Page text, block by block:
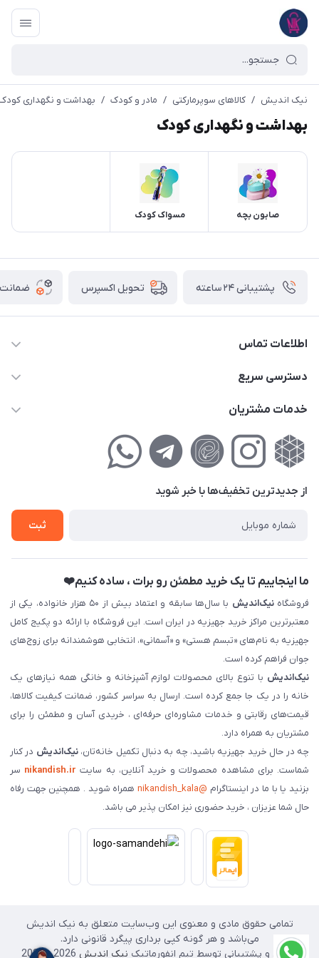
نیک اندیش / کالاهای سوپرمارکتی / مادر و کودک / بهداشت و نگهداری
بهداشت و نگهداری کودک
صابون بچه مسواک کودک
پشتیبانی ۲۴ ساعته تحویل اکسپرس ضمانت
اطلاعات تماس
02177111474
کوچه گلریز 4 غربی ، پلاک 13
دسترسی سریع
حساب کاربری
لیست محصولات
خدمات مشتریان
راهنمای‌خرید‌آنلاین
حریم خصوصی
فروش‌اقساطی
از جدید‌ترین تخفیف‌ها با‌ خبر شوید
ثبت
ما اینجاییم تا یک خرید مطمئن رو برات ، ساده کنیم❤️
فروشگاهنیک‌اندیش
با سال‌ها سابقه و اعتماد بیش از ۵۰ هزار خانواده، یکی از
معتبرترین مراکز خرید جهیزیه در ایران است. این فروشگاه با ارائه دو پکیج کامل
جهیزیه به نام‌های «تبسم هستی» و «آسمانی»، انتخابی هوشمندانه برای زوج‌های
جوان فراهم کرده است.
نیک‌اندیش با تنوع بالای محصولات لوازم آشپزخانه و خانگی همه نیازهای یک
خانه را در یک جا جمع کرده است. ارسال به سراسر کشور، ضمانت کیفیت کالاها،
قیمت‌های رقابتی و خدمات مشاوره‌ای حرفه‌ای ، خریدی آسان و مطمئن را برای
مشتریان به همراه دارد.
چه در حال خرید جهیزیه باشید، چه به دنبال تکمیل خانه‌تان،نیک‌اندیش در کنار
شماست. برای مشاهده محصولات و خرید آنلاین، به سایت nikandish.ir سر
بزنید یا با ما در اینستاگرام @nikandish_kala
همراه شوید . همچنین جهت رفاه
حال شما عزیزان ، خرید حضوری نیز امکان پذیر می باشد.
تمامی حقوق مادی و معنوی این وب‌سایت متعلق به نیک اندیش
می‌باشد و هر گونه کپی برداری پیگرد قانونی دارد.
طراحی و پشتیبانی توسط تیم انفورماتیک نیک اندیش 2026 - 2025